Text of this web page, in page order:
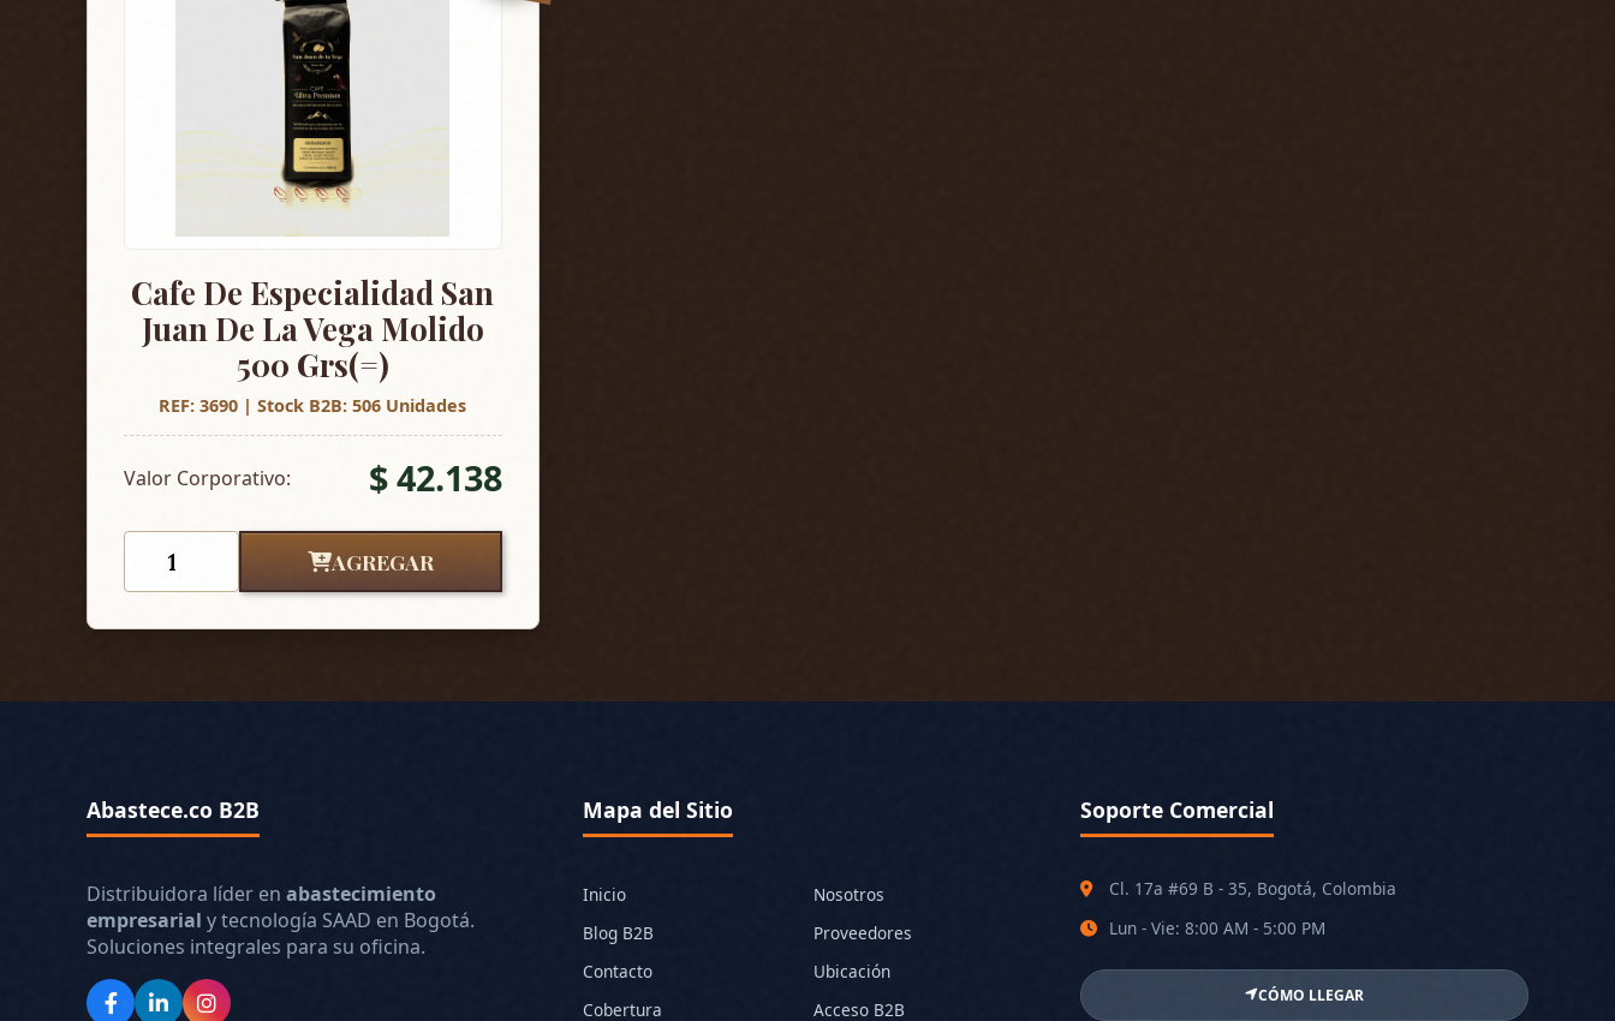
Cafe De Especialidad San
Juan De La Vega Molido
500 Grs(=)
REF: 3690 | Stock B2B: 506 Unidades
Valor Corporativo: $ 42.138
AGREGAR
Abastece.co B2B
Distribuidora líder en abastecimiento
empresarial y tecnología SAAD en Bogotá.
Soluciones integrales para su oficina.
Mapa del Sitio
Inicio
Nosotros
Blog B2B
Proveedores
Contacto
Ubicación
Cobertura
Acceso B2B
Soporte Comercial
Cl. 17a #69 B - 35, Bogotá, Colombia
Lun - Vie: 8:00 AM - 5:00 PM
CÓMO LLEGAR